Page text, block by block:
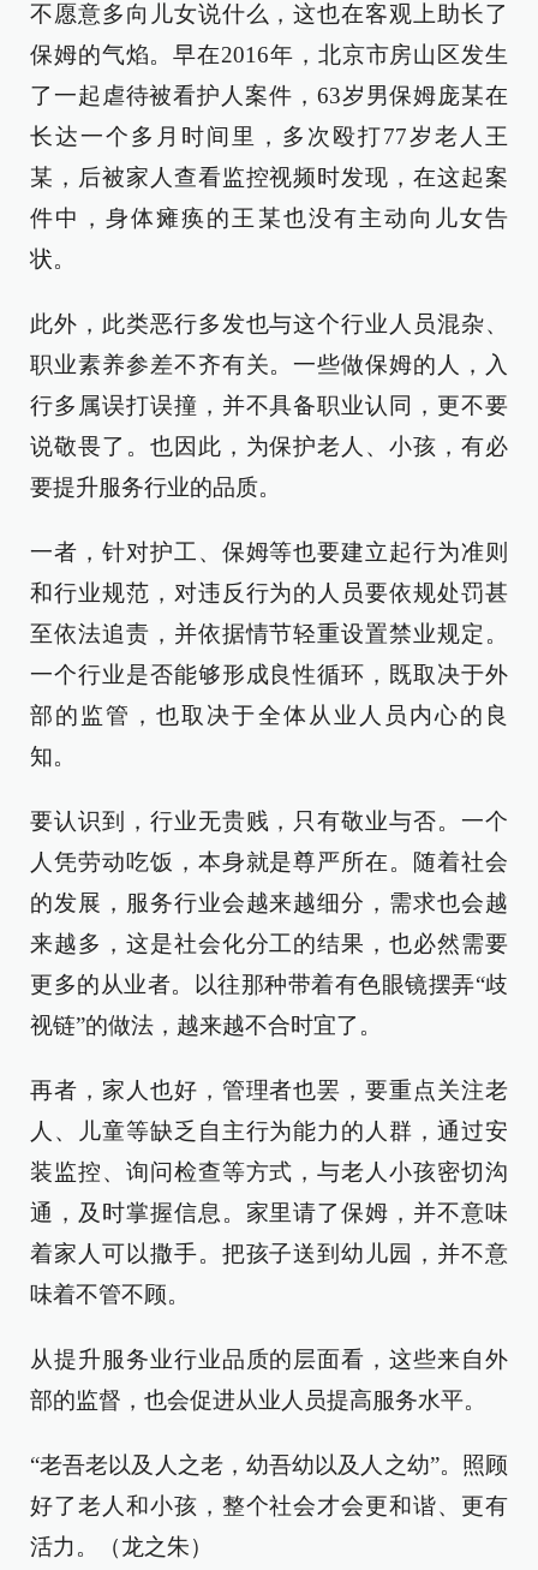
不愿意多向儿女说什么，这也在客观上助长了
保姆的气焰。早在2016年，北京市房山区发生
了一起虐待被看护人案件，63岁男保姆庞某在
长达一个多月时间里，多次殴打77岁老人王
某，后被家人查看监控视频时发现，在这起案
件中，身体瘫痪的王某也没有主动向儿女告
状。
此外，此类恶行多发也与这个行业人员混杂、
职业素养参差不齐有关。一些做保姆的人，入
行多属误打误撞，并不具备职业认同，更不要
说敬畏了。也因此，为保护老人、小孩，有必
要提升服务行业的品质。
一者，针对护工、保姆等也要建立起行为准则
和行业规范，对违反行为的人员要依规处罚甚
至依法追责，并依据情节轻重设置禁业规定。
一个行业是否能够形成良性循环，既取决于外
部的监管，也取决于全体从业人员内心的良
知。
要认识到，行业无贵贱，只有敬业与否。一个
人凭劳动吃饭，本身就是尊严所在。随着社会
的发展，服务行业会越来越细分，需求也会越
来越多，这是社会化分工的结果，也必然需要
更多的从业者。以往那种带着有色眼镜摆弄“歧
视链”的做法，越来越不合时宜了。
再者，家人也好，管理者也罢，要重点关注老
人、儿童等缺乏自主行为能力的人群，通过安
装监控、询问检查等方式，与老人小孩密切沟
通，及时掌握信息。家里请了保姆，并不意味
着家人可以撒手。把孩子送到幼儿园，并不意
味着不管不顾。
从提升服务业行业品质的层面看，这些来自外
部的监督，也会促进从业人员提高服务水平。
“老吾老以及人之老，幼吾幼以及人之幼”。照顾
好了老人和小孩，整个社会才会更和谐、更有
活力。（龙之朱）